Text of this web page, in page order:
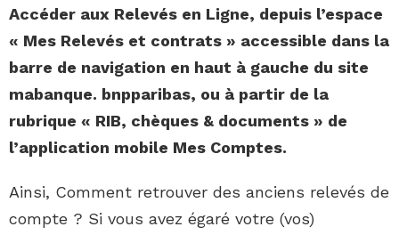
Accéder aux Relevés en Ligne, depuis l’espace
« Mes Relevés et contrats » accessible dans la
barre de navigation en haut à gauche du site
mabanque. bnpparibas, ou à partir de la
rubrique « RIB, chèques & documents » de
l’application mobile Mes Comptes.
Ainsi, Comment retrouver des anciens relevés de
compte ? Si vous avez égaré votre (vos)